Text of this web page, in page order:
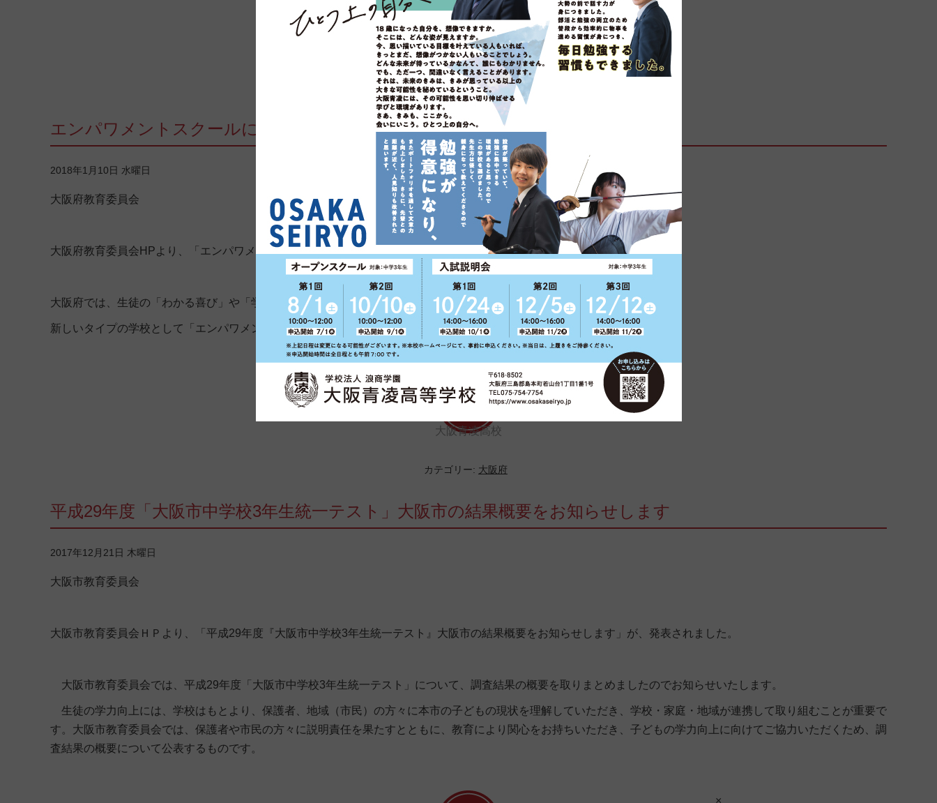
カテゴリー:大阪府
エンパワメントスクールに関すること
2018年1月10日 水曜日
大阪府教育委員会
大阪府教育委員会HPより、「エンパワメントスクールに関すること」が、更新されました。
大阪府では、生徒の「わかる喜び」や「学ぶ意欲」を引き出し、しっかりとした学力と社会でがんばる力を身に付けるため、
新しいタイプの学校として「エンパワメントスクール」の設置を進めています。
カテゴリー: 大阪府
平成29年度「大阪市中学校3年生統一テスト」大阪市の結果概要をお知らせします
2017年12月21日 木曜日
大阪市教育委員会
大阪市教育委員会ＨＰより、「平成29年度『大阪市中学校3年生統一テスト』大阪市の結果概要をお知らせします」が、発表されました。
大阪市教育委員会では、平成29年度「大阪市中学校3年生統一テスト」について、調査結果の概要を取りまとめましたのでお知らせいたします。
生徒の学力向上には、学校はもとより、保護者、地域（市民）の方々に本市の子どもの現状を理解していただき、学校・家庭・地域が連携して取り組むことが重要で
す。大阪市教育委員会では、保護者や市民の方々に説明責任を果たすとともに、教育により関心をお持ちいただき、子どもの学力向上に向けてご協力いただくため、調
査結果の概要について公表するものです。
×
大阪青凌高校